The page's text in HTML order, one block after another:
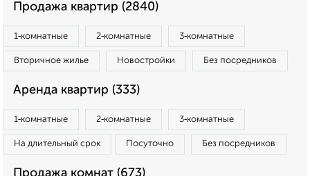
Продажа квартир (2840)
1‑комнатные 2‑комнатные 3‑комнатные
Вторичное жилье Новостройки Без посредников
Аренда квартир (333)
1‑комнатные 2‑комнатные 3‑комнатные
На длительный срок Посуточно Без посредников
Продажа комнат (673)